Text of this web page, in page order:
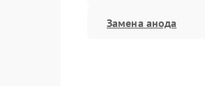
Замена анода